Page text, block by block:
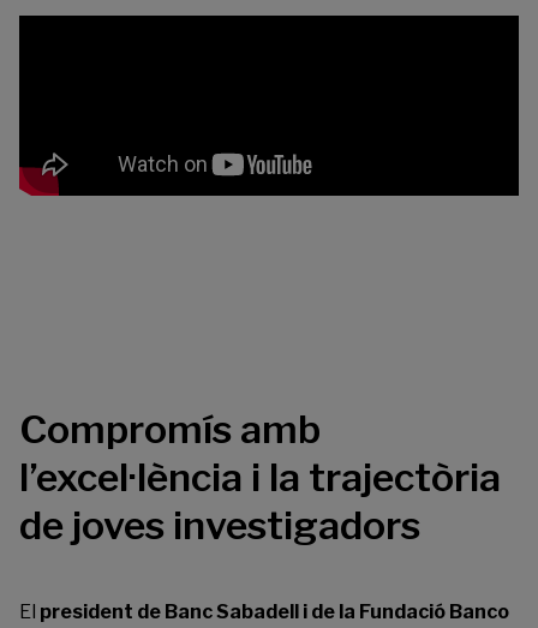
Compromís amb
l’excel·lència i la trajectòria
de joves investigadors
El president de Banc Sabadell i de la Fundació Banco